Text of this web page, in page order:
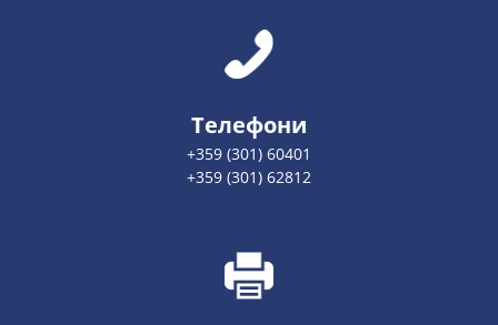
Телефони
+359 (301) 60401
+359 (301) 62812